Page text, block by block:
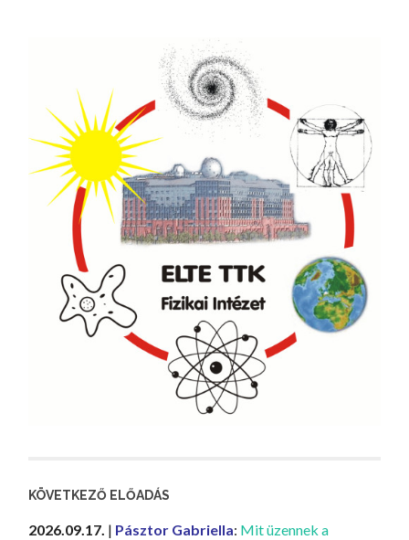
KÖVETKEZŐ ELŐADÁS
2026.09.17. | Pásztor Gabriella: Mit üzennek a